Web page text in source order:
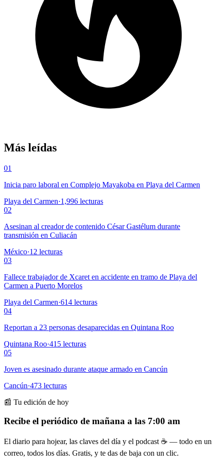
Más leídas
01
Inicia paro laboral en Complejo Mayakoba en Playa del Carmen
Playa del Carmen·1,996 lecturas
02
Asesinan al creador de contenido César Gastélum durante
transmisión en Culiacán
México·12 lecturas
03
Fallece trabajador de Xcaret en accidente en tramo de Playa del
Carmen a Puerto Morelos
Playa del Carmen·614 lecturas
04
Reportan a 23 personas desaparecidas en Quintana Roo
Quintana Roo·415 lecturas
05
Joven es asesinado durante ataque armado en Cancún
Cancún·473 lecturas
📰 Tu edición de hoy
Recibe el periódico de mañana a las 7:00 am
El diario para hojear, las claves del día y el podcast ☕ — todo en un
correo, todos los días. Gratis, y te das de baja con un clic.